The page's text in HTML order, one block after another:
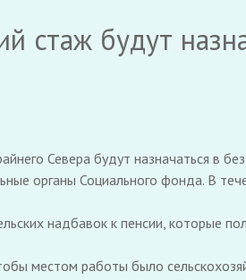
стаж будут
Севера будут назначаться в
органы Социального фонда. В
надбавок к пенсии, которые
местом работы было